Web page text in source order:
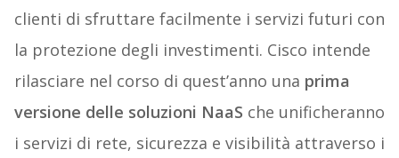
clienti di sfruttare facilmente i servizi futuri con
la protezione degli investimenti. Cisco intende
rilasciare nel corso di quest’anno una prima
versione delle soluzioni NaaS che unificheranno
i servizi di rete, sicurezza e visibilità attraverso i